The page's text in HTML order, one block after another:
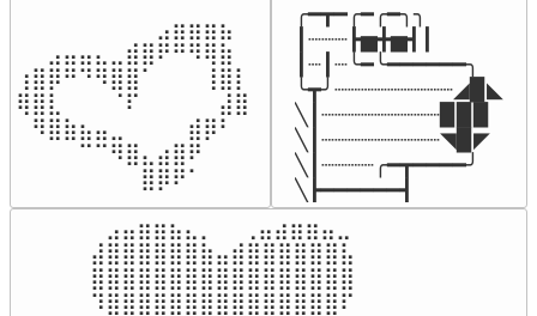
⠀⠀⠀⠀⠀⠀⠀⠀⠀⣠⣶⣶⣶⣦⠀⠀
⠀⠀⣠⣤⣤⣄⣀⣾⣿⠟⠛⠻⢿⣷⠀
⢰⣿⡿⠛⠙⠻⣿⣿⠁⠀⠀⠀⢸⣿⡇
⢿⣿⣇⠀⠀⠀⠈⠏⠀⠀⠀⠀⠀⣼⣿⠀
⠀⠻⣿⣷⣦⣤⣀⠀⠀⠀⠀⣾⡿⠃⠀
⠀⠀⠀⠀⠉⠉⠻⣿⣄⣴⣿⠟⠀⠀⠀
⠀⠀⠀⠀⠀⠀⠀⠀⣿⡿⠟⠁⠀⠀⠀⠀
╭━┳━╭━╭━╮╮
┃┈┈┈┣▅╋▅┫┃
┃┈┃┈╰━╰━━━━━━╮
╰┳╯┈┈┈┈┈┈┈┈┈◢▉◣
╲┃┈┈┈┈┈┈┈┈┈▉▉▉
╲┃┈┈┈┈┈┈┈┈┈◥▉◤
╲┃┈┈┈┈╭━┳━━━━╯
╲┣━━━━━━┫﻿
⠀⣠⣤⣶⣶⣦⣄⡀  ⠀⢀⣤⣴⣶⣶⣤⣀⠀
⣼⣿⣿⣿⣿⣿⣿⣷⣤⣾⣿⣿⣿⣿⣿⣿⣧
⣿⣿⣿⣿⣿⣿⣿⣿⣿⣿⣿⣿⣿⣿⣿⣿⣿
⠹⣿⣿⣿⣿⣿⣿⣿⣿⣿⣿⣿⣿⣿⣿⣿⠏